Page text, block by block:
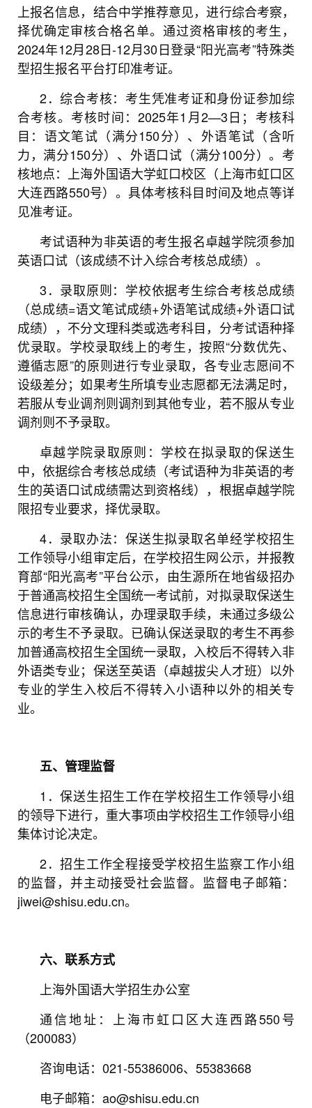
上报名信息，结合中学推荐意见，进行综合考察，
择优确定审核合格名单。通过资格审核的考生，
2024年12月28日-12月30日登录“阳光高考”特殊类
型招生报名平台打印准考证。
2．综合考核：考生凭准考证和身份证参加综
合考核。考核时间：2025年1月2—3日；考核科
目：语文笔试（满分150分）、外语笔试（含听
力，满分150分）、外语口试（满分100分）。考
核地点：上海外国语大学虹口校区（上海市虹口区
大连西路550号）。具体考核科目时间及地点等详
见准考证。
考试语种为非英语的考生报名卓越学院须参加
英语口试（该成绩不计入综合考核总成绩）。
3．录取原则：学校依据考生综合考核总成绩
（总成绩=语文笔试成绩+外语笔试成绩+外语口试
成绩），不分文理科类或选考科目，分考试语种择
优录取。学校录取线上的考生，按照“分数优先、
遵循志愿”的原则进行专业录取，各专业志愿间不
设级差分；如果考生所填专业志愿都无法满足时，
若服从专业调剂则调剂到其他专业，若不服从专业
调剂则不予录取。
卓越学院录取原则：学校在拟录取的保送生
中，依据综合考核总成绩（考试语种为非英语的考
生的英语口试成绩需达到资格线），根据卓越学院
限招专业要求，择优录取。
4．录取办法：保送生拟录取名单经学校招生
工作领导小组审定后，在学校招生网公示，并报教
育部“阳光高考”平台公示，由生源所在地省级招办
于普通高校招生全国统一考试前，对拟录取保送生
信息进行审核确认，办理录取手续，未通过多级公
示的考生不予录取。已确认保送录取的考生不再参
加普通高校招生全国统一录取，入校后不得转入非
外语类专业；保送至英语（卓越拔尖人才班）以外
专业的学生入校后不得转入小语种以外的相关专
业。
五、管理监督
1．保送生招生工作在学校招生工作领导小组
的领导下进行，重大事项由学校招生工作领导小组
集体讨论决定。
2．招生工作全程接受学校招生监察工作小组
的监督，并主动接受社会监督。监督电子邮箱：
jiwei@shisu.edu.cn。
六、联系方式
上海外国语大学招生办公室
通信地址：上海市虹口区大连西路550号
（200083）
咨询电话：021-55386006、55383668
电子邮箱：ao@shisu.edu.cn